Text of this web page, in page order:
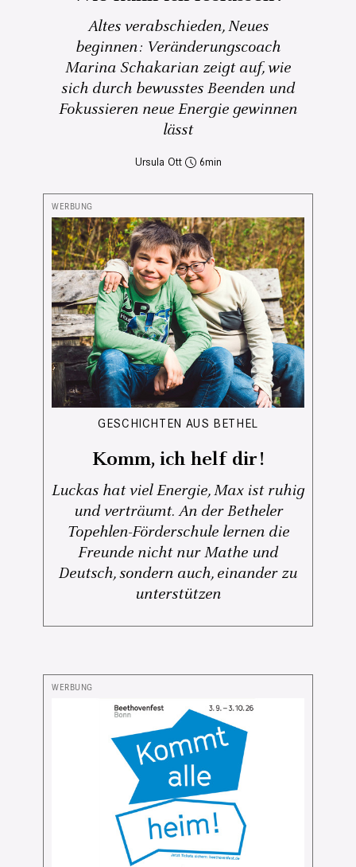
Altes verabschieden, Neues
beginnen: Veränderungscoach
Marina Schakarian zeigt auf, wie
sich durch bewusstes Beenden und
Fokussieren neue Energie gewinnen
lässt
Ursula Ott 6
GESCHICHTEN AUS BETHEL
Komm, ich helf dir!
Luckas hat viel Energie, Max ist ruhig
und verträumt. An der Betheler
Topehlen-Förderschule lernen die
Freunde nicht nur Mathe und
Deutsch, sondern auch, einander zu
unterstützen